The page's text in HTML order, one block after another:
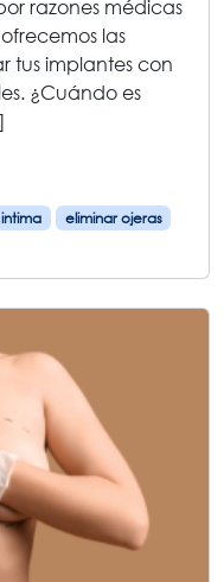
razones médicas
las
tus implantes con
¿Cuándo es
eliminar ojeras